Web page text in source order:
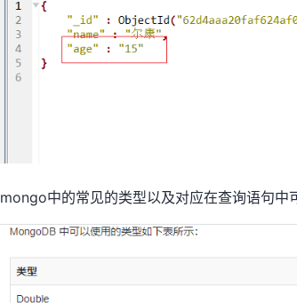
mongo中的常见的类型以及对应在查询语句中